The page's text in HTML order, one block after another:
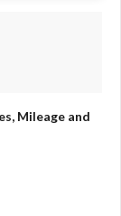
Mileage and